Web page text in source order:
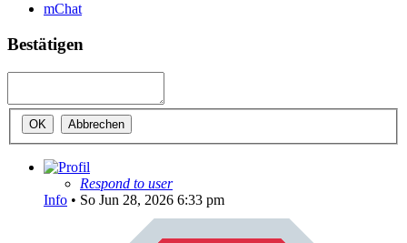
mChat
Bestätigen
Respond to user
Info • So Jun 28, 2026 6:33 pm